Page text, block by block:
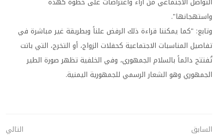
واستهجانها".
وتابع: "كما يمكننا قراءة ذلك الرفض علناً وبطريقة غير مباشرة في
تفاصيل المناسبات الاجتماعية كحفلات الزواج، أو التخرج، التي باتت
تُفتتح دائماً بالسلام الجمهوري، وفي الخلفية تظهر صورة الطير
الجمهوري وهو الشعار الرسمي للجمهورية اليمنية.
السابق
التالي